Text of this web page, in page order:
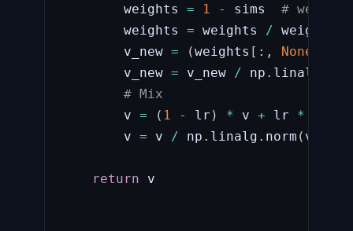
        weights
= 1 - sims # weight
        weights
= weights / weights
        v_new
= (weights [ : , None
        v_new
= v_new / np . linalg
# Mix
        v
= ( 1 - lr ) * v + lr *
        v
= v / np . linalg . norm ( v
return v